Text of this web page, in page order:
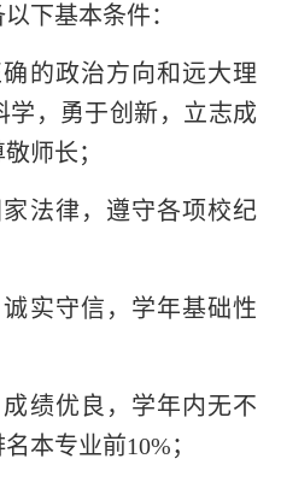
下基本条件：
的政治方向和远大理
学，勇于创新，立志成
师长；
法律，遵守各项校纪
实守信，学年基础性
绩优良，学年内无不
本专业前10%；